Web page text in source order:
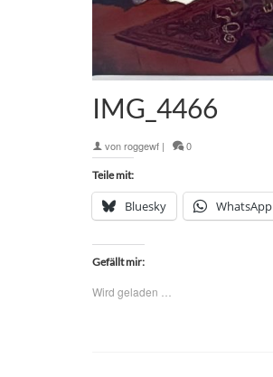
IMG_4466
vonroggewf | 0
Teile mit:
Bluesky WhatsApp
Gefällt mir:
Wird geladen …